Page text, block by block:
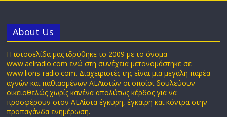
Αbout Us
Η ιστοσελίδα μας ιδρύθηκε το 2009 με το όνομα
www.aelradio.com ενώ στη συνέχεια μετονομάστηκε σε
www.lions-radio.com. Διαχειριστές της είναι μια μεγάλη παρέα
αγνών και παθιασμένων ΑΕΛιστών οι οποίοι δουλεύουν
οικειοθελώς χωρίς κανένα απολύτως κέρδος για να
προσφέρουν στον ΑΕΛίστα έγκυρη, έγκαιρη και κόντρα στην
προπαγάνδα ενημέρωση.